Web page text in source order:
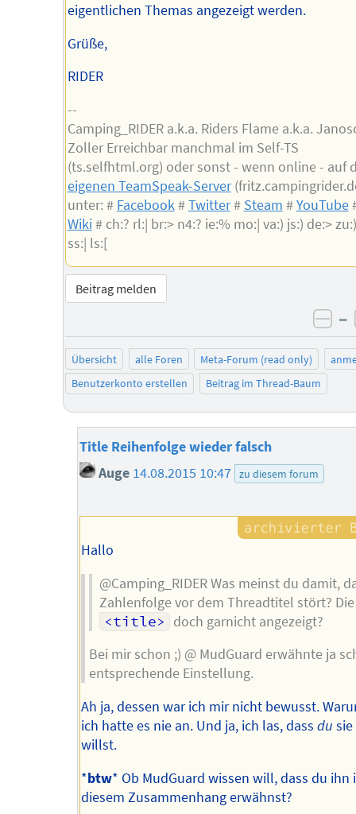
eigentlichen Themas angezeigt werden.
Grüße,
RIDER
--
Camping_RIDER a.k.a. Riders Flame a.k.a.
Zoller Erreichbar manchmal im Self-TS
(ts.selfhtml.org) oder sonst - wenn online - auf
eigenen TeamSpeak-Server
unter: # Facebook#Twitter# Steam #YouTube
Wiki# ch:? rl:| br:> n4:? ie:% mo:| va:) js:) de:>
ss:| ls:[
Beitrag melden
–
Übersicht alle Foren Meta-Forum (read only)
Benutzerkonto erstellen
Beitrag im Thread-Baum
Title Reihenfolge wieder falsch
Auge 14.08.2015 10:47 zu diesem forum
Hallo
@Camping_RIDER Was meinst du damit,
Zahlenfolge vor dem Threadtitel stört?
<title> doch garnicht angezeigt?
Bei mir schon ;) @ MudGuard erwähnte ja
entsprechende Einstellung.
Ah ja, dessen war ich mir nicht bewusst.
ich hatte es nie an. Und ja, ich las, dassdu
willst.
*btw* Ob MudGuard wissen will, dass du ihn
diesem Zusammenhang erwähnst?